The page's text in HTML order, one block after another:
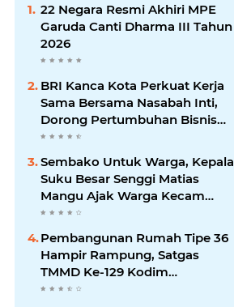
22 Negara Resmi Akhiri MPE
Garuda Canti Dharma III Tahun
2026
BRI Kanca Kota Perkuat Kerja
Sama Bersama Nasabah Inti,
Dorong Pertumbuhan Bisnis
Berkelanjutan
Sembako Untuk Warga, Kepala
Suku Besar Senggi Matias
Mangu Ajak Warga Kecam
Pembunuhan Warga Sipil di
Yahukimo
Pembangunan Rumah Tipe 36
Hampir Rampung, Satgas
TMMD Ke-129 Kodim
1807/Sorong Selatan Wujudkan